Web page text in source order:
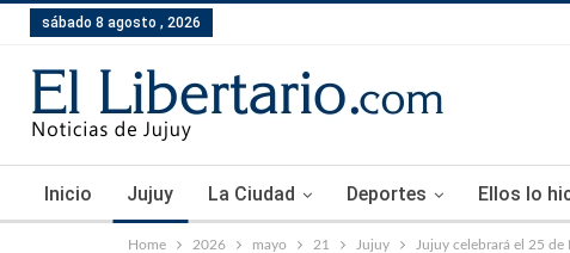
sábado 8 agosto , 2026
Inicio Jujuy La Ciudad Deportes Ellos lo
Home 2026 mayo 21 Jujuy Jujuy celebrará el 25